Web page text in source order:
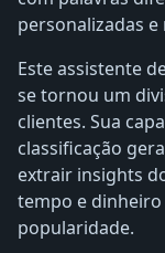
personalizadas e
Este assistente
se tornou um
clientes. Sua
classificação
extrair insights
tempo e
popularidade.